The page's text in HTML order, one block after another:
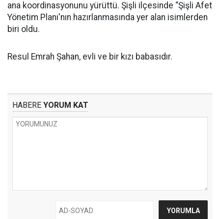
ana koordinasyonunu yürüttü. Şişli ilçesinde “Şişli Afet
Yönetim Planı'nın hazırlanmasında yer alan isimlerden
biri oldu.
Resul Emrah Şahan, evli ve bir kızı babasıdır.
HABERE YORUM KAT